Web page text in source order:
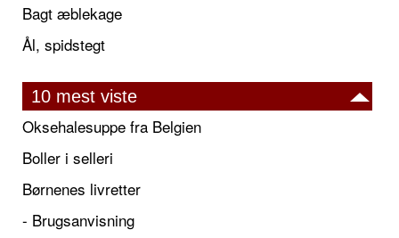
Bagt æblekage
Ål, spidstegt
10 mest viste
Oksehalesuppe fra Belgien
Boller i selleri
Børnenes livretter
- Brugsanvisning